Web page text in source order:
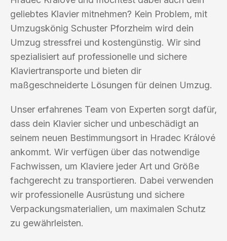
geliebtes Klavier mitnehmen? Kein Problem, mit
Umzugskönig Schuster Pforzheim wird dein
Umzug stressfrei und kostengünstig. Wir sind
spezialisiert auf professionelle und sichere
Klaviertransporte und bieten dir
maßgeschneiderte Lösungen für deinen Umzug.
Unser erfahrenes Team von Experten sorgt dafür,
dass dein Klavier sicher und unbeschädigt an
seinem neuen Bestimmungsort in Hradec Králové
ankommt. Wir verfügen über das notwendige
Fachwissen, um Klaviere jeder Art und Größe
fachgerecht zu transportieren. Dabei verwenden
wir professionelle Ausrüstung und sichere
Verpackungsmaterialien, um maximalen Schutz
zu gewährleisten.